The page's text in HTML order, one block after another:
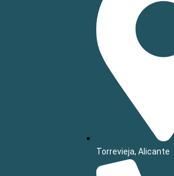
Torrevieja, Alicante